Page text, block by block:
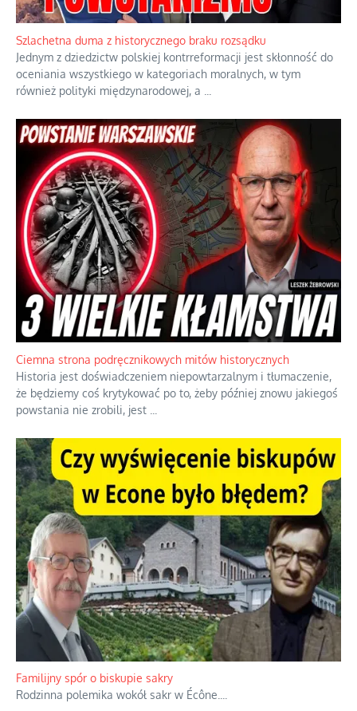
Szlachetna duma z historycznego braku rozsądku
Jednym z dziedzictw polskiej kontrreformacji jest skłonność do
oceniania wszystkiego w kategoriach moralnych, w tym
również polityki międzynarodowej, a
Ciemna strona podręcznikowych mitów historycznych
Historia jest doświadczeniem niepowtarzalnym i tłumaczenie,
że będziemy coś krytykować po to, żeby później znowu jakiegoś
powstania nie zrobili, jest
Familijny spór o biskupie sakry
Rodzinna polemika wokół sakr w Écône.